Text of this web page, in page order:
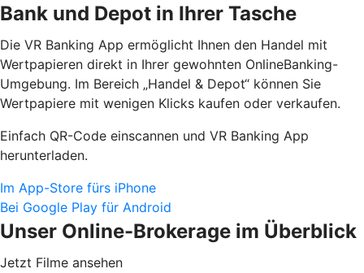
Bank und Depot in Ihrer Tasche
Die VR Banking App ermöglicht Ihnen den Handel mit
Wertpapieren direkt in Ihrer gewohnten OnlineBanking-
Umgebung. Im Bereich „Handel & Depot“ können Sie
Wertpapiere mit wenigen Klicks kaufen oder verkaufen.
Einfach QR-Code einscannen und VR Banking App
herunterladen.
Im App-Store fürs iPhone
Bei Google Play für Android
Unser Online-Brokerage im Überblick
Jetzt Filme ansehen